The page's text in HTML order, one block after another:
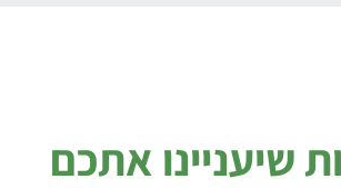
שיעניינו אתכם